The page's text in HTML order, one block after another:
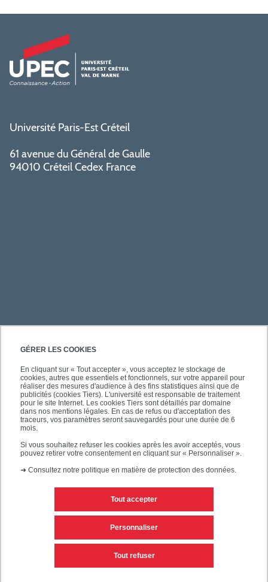
GÉRER LES COOKIES
En cliquant sur « Tout accepter », vous acceptez le stockage de
cookies, autres que essentiels et fonctionnels, sur votre appareil pour
réaliser des mesures d'audience à des fins statistiques ainsi que de
publicités (cookies Tiers). L'université est responsable de traitement
pour le site Internet. Les cookies Tiers sont détaillés par domaine
dans nos mentions légales. En cas de refus ou d'acceptation des
traceurs, vos paramètres seront sauvegardés pour une durée de 6
mois.
Si vous souhaitez refuser les cookies après les avoir acceptés, vous
pouvez retirer votre consentement en cliquant sur « Personnaliser ».
➜ Consultez notre politique en matière de protection des données.
Tout accepter
Tout refuser
Personnaliser
Université Paris-Est Créteil
61 avenue du Général de Gaulle
94010 Créteil Cedex France
ACCÈS RAPIDES
SUIVEZ-NOUS
Plan d'accès
Plan du site